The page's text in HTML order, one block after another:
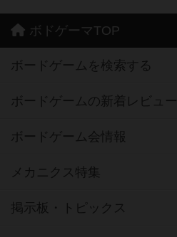
ボドゲーマTOP
ボードゲームを検索する
ボードゲームの新着レビュー
ボードゲーム会情報
メカニクス特集
掲示板・トピックス